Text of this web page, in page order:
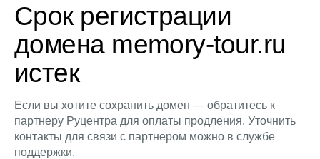
Срок регистрации
домена memory-tour.ru
истек
Если вы хотите сохранить домен — обратитесь к
партнеру Руцентра для оплаты продления. Уточнить
контакты для связи с партнером можно в службе
поддержки.